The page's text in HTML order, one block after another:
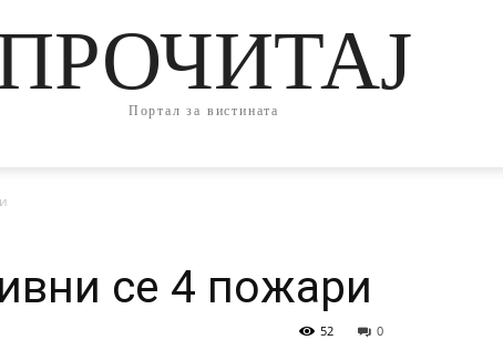
Портал за вистината
се 4 пожари
0
52